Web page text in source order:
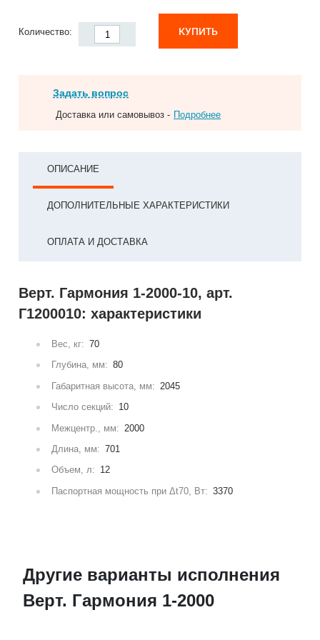
Количество: КУПИТЬ
Задать вопрос
Доставка или самовывоз - Подробнее
ОПИСАНИЕ
ДОПОЛНИТЕЛЬНЫЕ ХАРАКТЕРИСТИКИ
ОПЛАТА И ДОСТАВКА
Верт. Гармония 1-2000-10, арт.
Г1200010: характеристики
Вес, кг: 70
Глубина, мм: 80
Габаритная высота, мм: 2045
Число секций: 10
Межцентр., мм: 2000
Длина, мм: 701
Объем, л: 12
Паспортная мощность при Δt70, Вт: 3370
Другие варианты исполнения
Верт. Гармония 1-2000